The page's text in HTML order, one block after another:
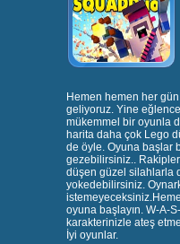
Hemen hemen her gün
geliyoruz. Yine
mükemmel bir oyunla
harita daha çok Lego
de öyle. Oyuna başlar
gezebilirsiniz..
düşen güzel silahlarla
yokedebilirsiniz.
oyuna başlayın. W-A-
karakterinizle ateş
İyi oyunlar.